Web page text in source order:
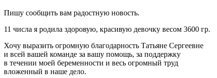
Пишу сообщить вам радостную новость.
11 числа я родила здоровую, красивую девочку весом 3600 гр.
Хочу выразить огромную благодарность Татьяне Сергеевне
и всей вашей команде за вашу помощь, за поддержку
в течении моей беременности и весь огромный труд
вложенный в наше дело.